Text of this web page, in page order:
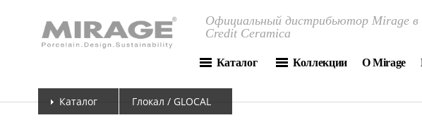
Официальный дистрибьютор Mirage в
Credit Ceramica
Каталог Коллекции О Mirage
Каталог Глокал / GLOCAL